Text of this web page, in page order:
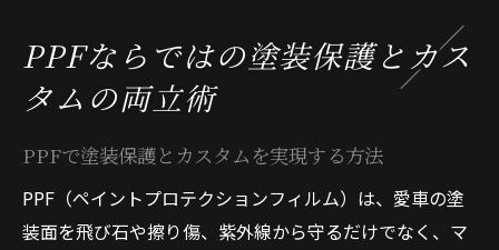
PPFならではの塗装保護とカス
タムの両立術
PPFで塗装保護とカスタムを実現する方法
PPF（ペイントプロテクションフィルム）は、愛車の塗
装面を飛び石や擦り傷、紫外線から守るだけでなく、マ